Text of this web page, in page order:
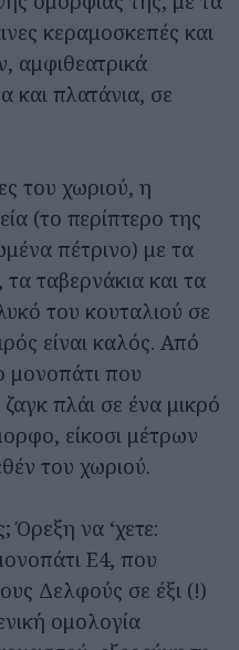
κεραμοσκεπές και
αμφιθεατρικά
και πλατάνια, σε
του χωριού, η
(το περίπτερο της
πέτρινο) με τα
τα ταβερνάκια και τα
του κουταλιού σε
είναι καλός. Από
μονοπάτι που
πλάι σε ένα μικρό
είκοσι μέτρων
του χωριού.
Όρεξη να ‘χετε:
Ε4, που
Δελφούς σε έξι (!)
ομολογία